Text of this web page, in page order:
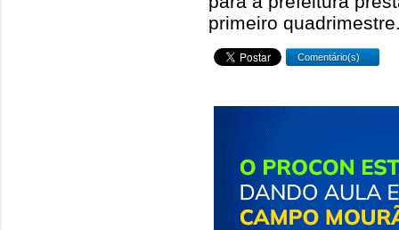
primeiro
Comentário(s)